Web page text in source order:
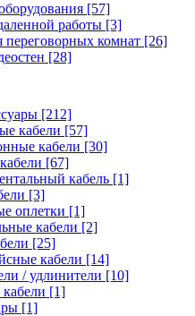
[57]
работы [3]
комнат [26]
[28]
[212]
кабели [57]
кабели [30]
[67]
кабель [1]
[3]
оплетки [1]
кабели [2]
[25]
кабели [14]
/ удлинители [10]
[1]
[1]